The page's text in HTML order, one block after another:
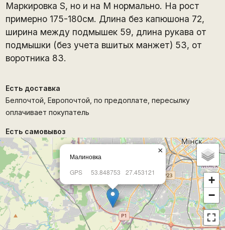
Маркировка S, но и на М нормально. На рост
примерно 175-180см. Длина без капюшона 72,
ширина между подмышек 59, длина рукава от
подмышки (без учета вшитых манжет) 53, от
воротника 83.
Есть доставка
Белпочтой, Европочтой, по предоплате, пересылку
оплачивает покупатель
Есть самовывоз
Малиновка
GPS
53.848753 27.453121
×
+
−